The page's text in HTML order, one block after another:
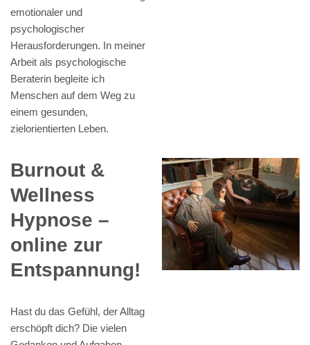
emotionaler und
psychologischer
Herausforderungen. In meiner
Arbeit als psychologische
Beraterin begleite ich
Menschen auf dem Weg zu
einem gesunden,
zielorientierten Leben.
Burnout &
Wellness
Hypnose –
online zur
Entspannung!
Hast du das Gefühl, der Alltag
erschöpft dich? Die vielen